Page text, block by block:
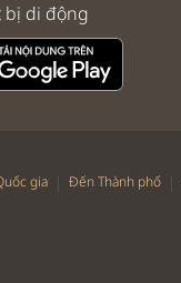
bị di động
gia | Đến Thành phố |